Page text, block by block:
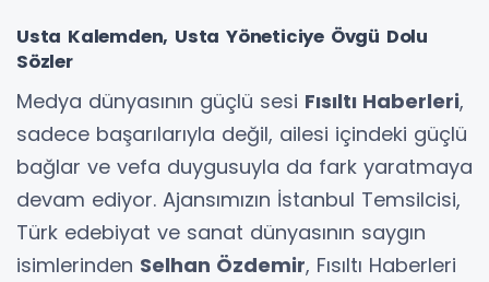
Usta Kalemden, Usta Yöneticiye Övgü Dolu
Sözler
Medya dünyasının güçlü sesi Fısıltı Haberleri,
sadece başarılarıyla değil, ailesi içindeki güçlü
bağlar ve vefa duygusuyla da fark yaratmaya
devam ediyor. Ajansımızın İstanbul Temsilcisi,
Türk edebiyat ve sanat dünyasının saygın
isimlerinden Selhan Özdemir, Fısıltı Haberleri